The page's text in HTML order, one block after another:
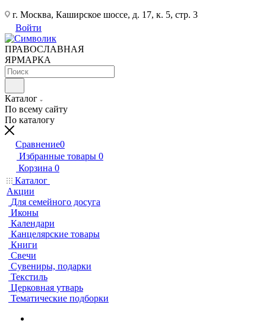
г. Москва, Каширское шоссе, д. 17, к. 5, стр. 3
Войти
ПРАВОСЛАВНАЯ
ЯРМАРКА
Каталог
По всему сайту
По каталогу
Сравнение0
Избранные товары 0
Корзина 0
Каталог
Акции
Для семейного досуга
Иконы
Календари
Канцелярские товары
Книги
Свечи
Сувениры, подарки
Текстиль
Церковная утварь
Тематические подборки